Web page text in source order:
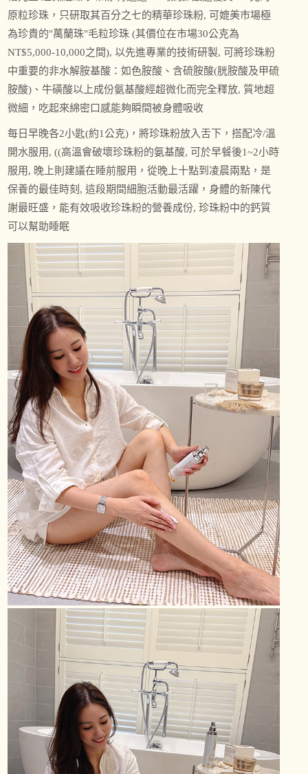
原粒珍珠，只研取其百分之七的精華珍珠粉, 可媲美市場極
為珍貴的"萬蘭珠"毛粒珍珠 (其價位在市場30公克為
NT$5,000-10,000之間), 以先進專業的技術研製, 可將珍珠粉
中重要的非水解胺基酸：如色胺酸、含硫胺酸(胱胺酸及甲硫
胺酸)、牛磺酸以上成份氨基酸經超微化而完全釋放, 質地超
微細，吃起來綿密口感能夠瞬間被身體吸收
每日早晚各2小匙(約1公克)，將珍珠粉放入舌下，搭配冷/溫
開水服用, ((高溫會破壞珍珠粉的氨基酸, 可於早餐後1~2小時
服用, 晚上則建議在睡前服用，從晚上十點到凌晨兩點，是
保養的最佳時刻, 這段期間細胞活動最活躍，身體的新陳代
謝最旺盛，能有效吸收珍珠粉的營養成份, 珍珠粉中的鈣質
可以幫助睡眠